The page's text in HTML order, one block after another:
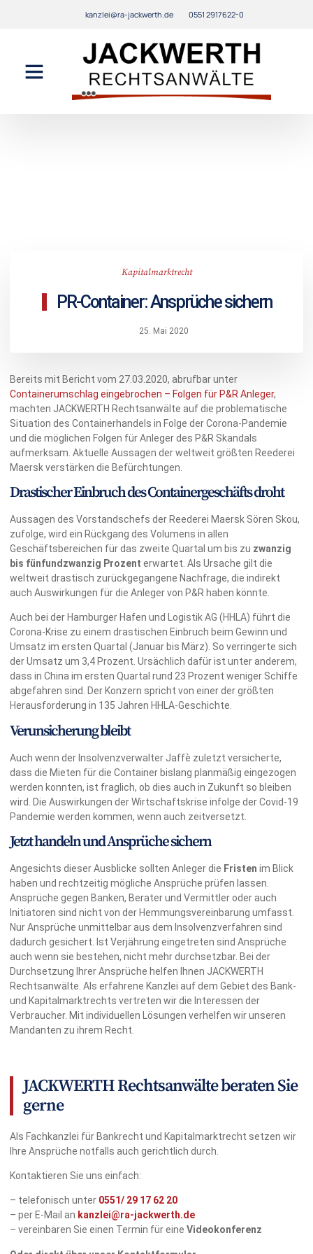
kanzlei@ra-jackwerth.de 0551 2917622-0
Kapitalmarktrecht
PR-Container: Ansprüche sichern
25. Mai 2020
Bereits mit Bericht vom 27.03.2020, abrufbar unter
Containerumschlag eingebrochen – Folgen für P&R Anleger,
machten JACKWERTH Rechtsanwälte auf die problematische
Situation des Containerhandels in Folge der Corona-Pandemie
und die möglichen Folgen für Anleger des P&R Skandals
aufmerksam. Aktuelle Aussagen der weltweit größten Reederei
Maersk verstärken die Befürchtungen.
Drastischer Einbruch des Containergeschäfts droht
Aussagen des Vorstandschefs der Reederei Maersk Sören Skou,
zufolge, wird ein Rückgang des Volumens in allen
Geschäftsbereichen für das zweite Quartal um bis zu zwanzig
bis fünfundzwanzig Prozent erwartet. Als Ursache gilt die
weltweit drastisch zurückgegangene Nachfrage, die indirekt
auch Auswirkungen für die Anleger von P&R haben könnte.
Auch bei der Hamburger Hafen und Logistik AG (HHLA) führt die
Corona-Krise zu einem drastischen Einbruch beim Gewinn und
Umsatz im ersten Quartal (Januar bis März). So verringerte sich
der Umsatz um 3,4 Prozent. Ursächlich dafür ist unter anderem,
dass in China im ersten Quartal rund 23 Prozent weniger Schiffe
abgefahren sind. Der Konzern spricht von einer der größten
Herausforderung in 135 Jahren HHLA-Geschichte.
Verunsicherung bleibt
Auch wenn der Insolvenzverwalter Jaffè zuletzt versicherte,
dass die Mieten für die Container bislang planmäßig eingezogen
werden konnten, ist fraglich, ob dies auch in Zukunft so bleiben
wird. Die Auswirkungen der Wirtschaftskrise infolge der Covid-19
Pandemie werden kommen, wenn auch zeitversetzt.
Jetzt handeln und Ansprüche sichern
Angesichts dieser Ausblicke sollten Anleger die Fristen im Blick
haben und rechtzeitig mögliche Ansprüche prüfen lassen.
Ansprüche gegen Banken, Berater und Vermittler oder auch
Initiatoren sind nicht von der Hemmungsvereinbarung umfasst.
Nur Ansprüche unmittelbar aus dem Insolvenzverfahren sind
dadurch gesichert. Ist Verjährung eingetreten sind Ansprüche
auch wenn sie bestehen, nicht mehr durchsetzbar. Bei der
Durchsetzung Ihrer Ansprüche helfen Ihnen JACKWERTH
Rechtsanwälte. Als erfahrene Kanzlei auf dem Gebiet des Bank-
und Kapitalmarktrechts vertreten wir die Interessen der
Verbraucher. Mit individuellen Lösungen verhelfen wir unseren
Mandanten zu ihrem Recht.
JACKWERTH Rechtsanwälte beraten Sie
gerne
Als Fachkanzlei für Bankrecht und Kapitalmarktrecht setzen wir
Ihre Ansprüche notfalls auch gerichtlich durch.
Kontaktieren Sie uns einfach:
– telefonisch unter 0551/ 29 17 62 20
– per E-Mail an kanzlei@ra-jackwerth.de
– vereinbaren Sie einen Termin für eine Videokonferenz